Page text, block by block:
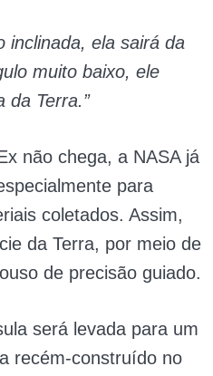
inclinada, ela sairá da
muito baixo, ele
da Terra.”
não chega, a NASA já
para
coletados. Assim,
da Terra, por meio de
de precisão guiado.
será levada para um
recém-construído no